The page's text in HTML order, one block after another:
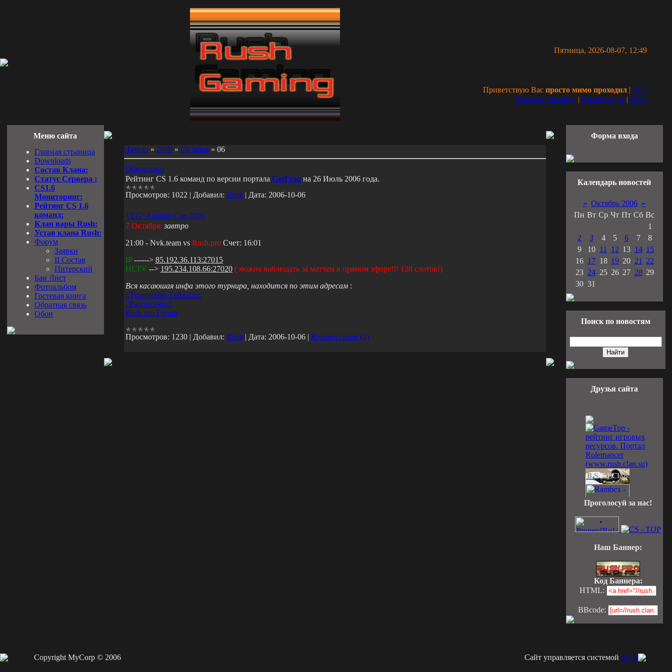
Пятница, 2026-08-07, 12:49
Приветствую Вас просто мимо проходил | RSS
Главная страница | Регистрация | Вход
Меню сайта
Главная страница
Downloads
Состав Клана:
Cтатус Cервера :
CS1.6
Мониторинг:
Рейтинг CS 1.6
команд:
Клан вары Rush:
Устав клана Rush:
Форум
Заявки
II Состав
Питерский
Бан Лист
Фотоальбом
Гостевая книга
Обратная связь
Обои
Начало» 2006 » Октябрь » 06
Обновлени
Рейтинг CS 1.6 команд по версии портала GotFragна 26 Июль 2006 года.
Просмотров: 1022 | Добавил: Rush | Дата: 2006-10-06
TEG^Autumn Cup 2006
7 Октября: завтро
21:00 - Nvk.team vs Rush.proСчет: 16:01
IP------> 85.192.36.113:27015
HLTV --> 195.234.108.66:27020 ( можна наблюдать за матчем в прямом эфире!!! 128 слотов!)
Вся касаюшая инфа этого турнира, находится по этим адресам:
.:Турнирная Таблица:.
.:Расписание:.
Rush.pro Forum
Просмотров: 1230 | Добавил: Rush | Дата: 2006-10-06 | Комментарии (2)
Форма входа
Календарь новостей
« Октябрь 2006 »
Пн Вт Ср Чт Пт Сб Вс
1
2
3 4 5 6 7
8
9
10 11 12 13 14 15
16 17 18 19 20 21
22
23 24 25 26 27 28 29
30 31
Поиск по новостям
Друзья сайта
Проголосуй за нас!
Наш Баннер:
Код Баннера:
HTML:
BBcode:
Copyright MyCorp © 2006 Сайт управляется системой uCoz